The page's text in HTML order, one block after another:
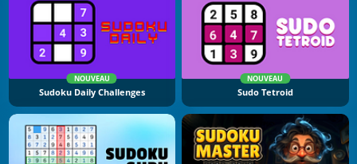
NOUVEAU
Sudoku Daily Challenges
NOUVEAU
Sudo Tetroid